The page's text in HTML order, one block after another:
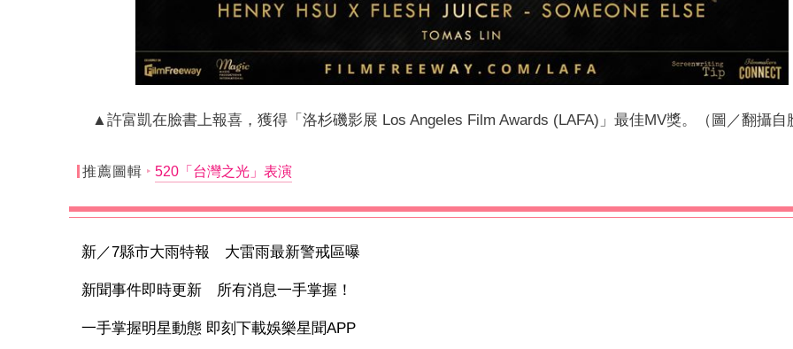
▲許富凱在臉書上報喜，獲得「洛杉磯影展 Los Angeles Film Awards (LAFA)」最佳MV獎。（圖／翻攝自
推薦圖輯 520「台灣之光」表演
新／7縣市大雨特報 大雷雨最新警戒區曝
新聞事件即時更新 所有消息一手掌握！
一手掌握明星動態 即刻下載娛樂星聞APP